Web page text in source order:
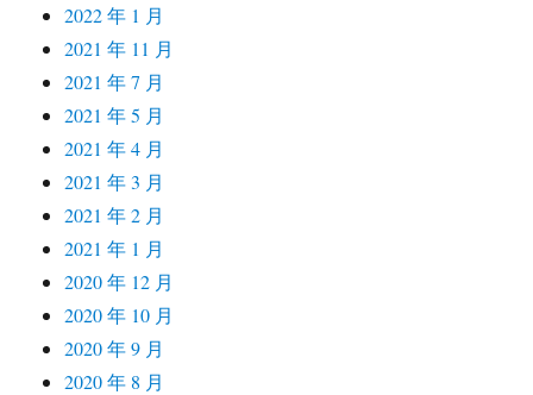
2022 年 1 月
2021 年 11 月
2021 年 7 月
2021 年 5 月
2021 年 4 月
2021 年 3 月
2021 年 2 月
2021 年 1 月
2020 年 12 月
2020 年 10 月
2020 年 9 月
2020 年 8 月